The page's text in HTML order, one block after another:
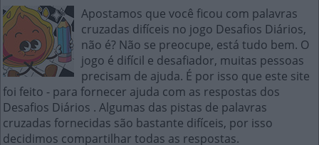
Apostamos que você ficou com palavras
cruzadas difíceis no jogo Desafios Diários,
não é? Não se preocupe, está tudo bem. O
jogo é difícil e desafiador, muitas pessoas
precisam de ajuda. É por isso que este site
foi feito - para fornecer ajuda com as respostas dos
Desafios Diários . Algumas das pistas de palavras
cruzadas fornecidas são bastante difíceis, por isso
decidimos compartilhar todas as respostas.